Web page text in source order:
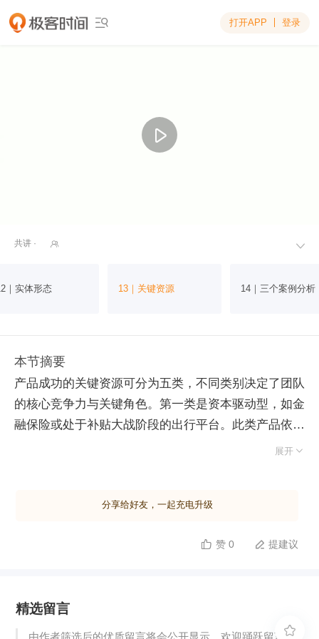
 打开APP 登录

共讲 · 
｜实体形态 13｜关键资源 14｜三个案例分析
本节摘要
产品成功的关键资源可分为五类，不同类别决定了团队
的核心竞争力与关键角色。第一类是资本驱动型，如金
融保险或处于补贴大战阶段的出行平台。此类产品依赖
巨额资金构建门槛，滴滴与快的曾日耗千万补贴，直接
领域。行业萌芽期通常由技术创新引领，从实验室走向
型，多见于社交应用与小工具。用户因优秀的交互细
司，则非最核心人员。第四类是运营服务驱动型，典型
代表为 O2O 及海底捞等线下服务。其成功依赖于服务
展开 
分享给好友，一起充电升级
 赞 0  提建议
精选留言
由作者筛选后的优质留言将会公开显示，欢迎踊跃留言。
